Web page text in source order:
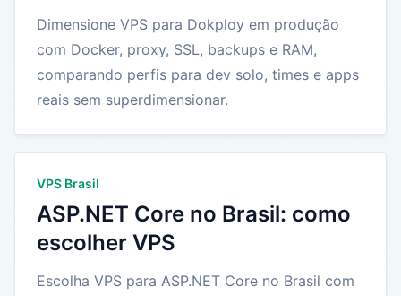
Dimensione VPS para Dokploy em produção
com Docker, proxy, SSL, backups e RAM,
comparando perfis para dev solo, times e apps
reais sem superdimensionar.
VPS Brasil
ASP.NET Core no Brasil: como
escolher VPS
Escolha VPS para ASP.NET Core no Brasil com